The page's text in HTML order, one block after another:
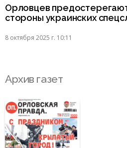
Орловцев
стороны украинских
8 октября 2025 г. 10:11
Архив газет